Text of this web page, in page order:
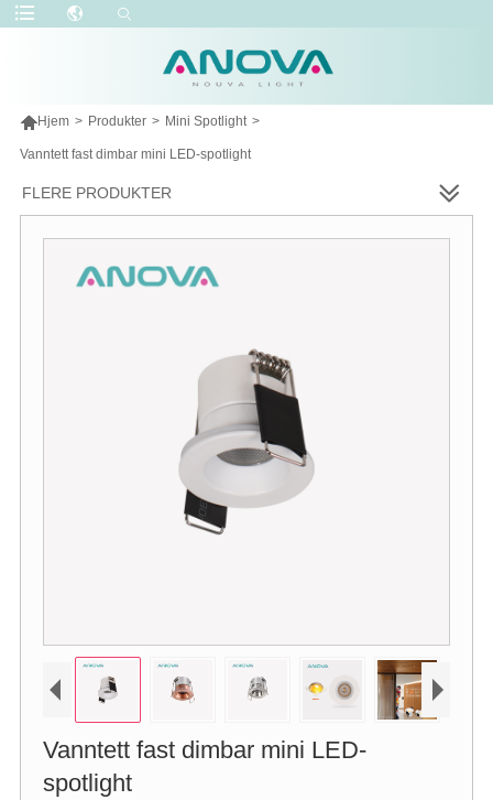
Hjem > Produkter > Mini Spotlight >
Vanntett fast dimbar mini LED-spotlight
FLERE PRODUKTER
Vanntett fast dimbar mini LED-
spotlight